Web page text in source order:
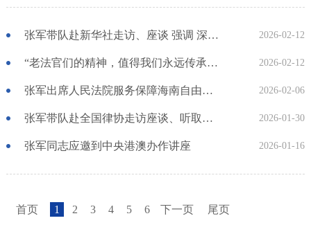
张军带队赴新华社走访、座谈 强调 深化法媒合作 共促公平正义 傅华出席并讲话 2026-02-12
“老法官们的精神，值得我们永远传承” 张军看望慰问援派干部和离退休干部 2026-02-12
张军出席人民法院服务保障海南自由贸易港封关运作研讨会 2026-02-06
张军带队赴全国律协走访座谈、听取意见 尊重和保障律师依法履职 为全面依法治国汇聚更大合力 贺荣主持 2026-01-30
张军同志应邀到中央港澳办作讲座 2026-01-16
首页 1 2 3 4 5 6 下一页 尾页